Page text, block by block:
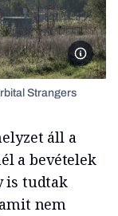
A péti
Strangers
áll a
a bevételek
is tudtak
nem